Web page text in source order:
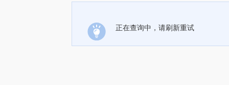
正在查询中，请刷新重试